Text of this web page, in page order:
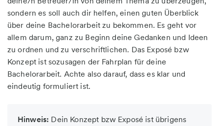
sondern es soll auch dir helfen, einen guten Überblick
über deine Bachelorarbeit zu bekommen. Es geht vor
allem darum, ganz zu Beginn deine Gedanken und Ideen
zu ordnen und zu verschriftlichen. Das Exposé bzw
Konzept ist sozusagen der Fahrplan für deine
Bachelorarbeit. Achte also darauf, dass es klar und
eindeutig formuliert ist.
Hinweis: Dein Konzept bzw Exposé ist übrigens